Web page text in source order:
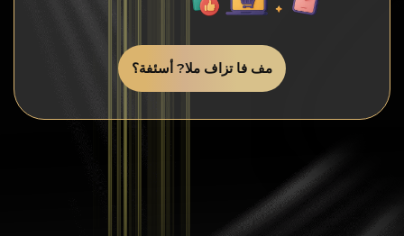
AML/CFT
اتصف بلا
مف فا تزاف ملا? أسئفة؟